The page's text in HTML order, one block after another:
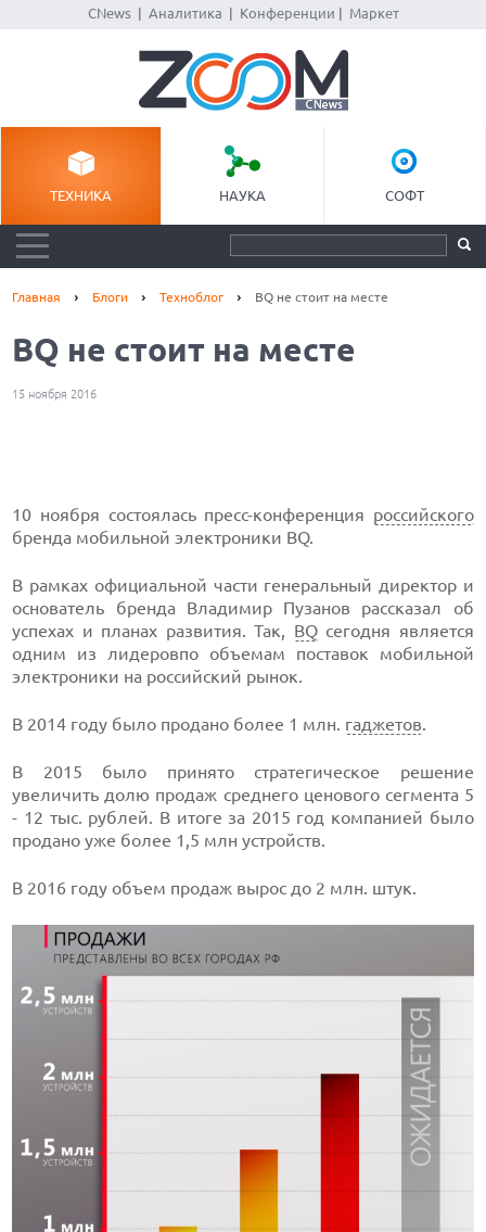
CNews| Аналитика Конференции Маркет
ТЕХНИКА НАУКА СОФТ
Главная Блоги Техноблог BQ не стоит на месте
BQ не стоит на месте
15 ноября 2016
10 ноября состоялась пресс-конференция российского
бренда мобильной электроники BQ.
В рамках официальной части генеральный директор и
основатель бренда Владимир Пузанов рассказал об
успехах и планах развития. Так, BQсегодня является
одним из лидеровпо объемам поставок мобильной
электроники на российский рынок.
В 2014 году было продано более 1 млн. гаджетов.
В 2015 было принято стратегическое решение
увеличить долю продаж среднего ценового сегмента 5
- 12 тыс. рублей. В итоге за 2015 год компанией было
продано уже более 1,5 млн устройств.
В 2016 году объем продаж вырос до 2 млн. штук.